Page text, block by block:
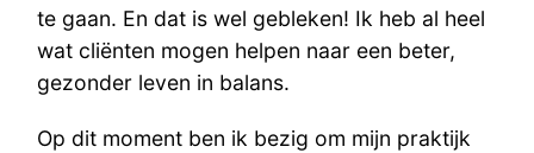
te gaan. En dat is wel gebleken! Ik heb al heel
wat cliënten mogen helpen naar een beter,
gezonder leven in balans.
Op dit moment ben ik bezig om mijn praktijk